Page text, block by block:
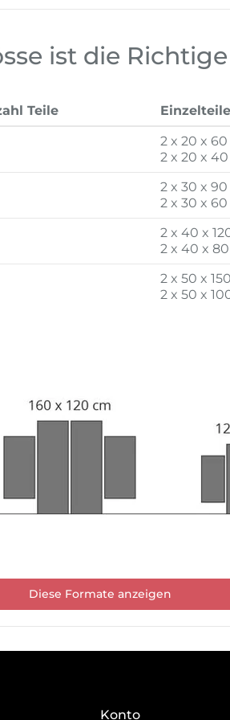
ist die
Teile Einzelteile
2 x 20 x
2 x 20 x
2 x 30 x
2 x 30 x
2 x 40 x
2 x 40 x
2 x 50 x
2 x 50 x
Diese Formate anzeigen
Konto